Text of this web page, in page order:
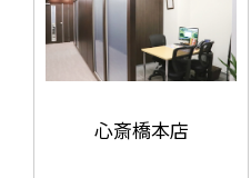
心斎橋本店